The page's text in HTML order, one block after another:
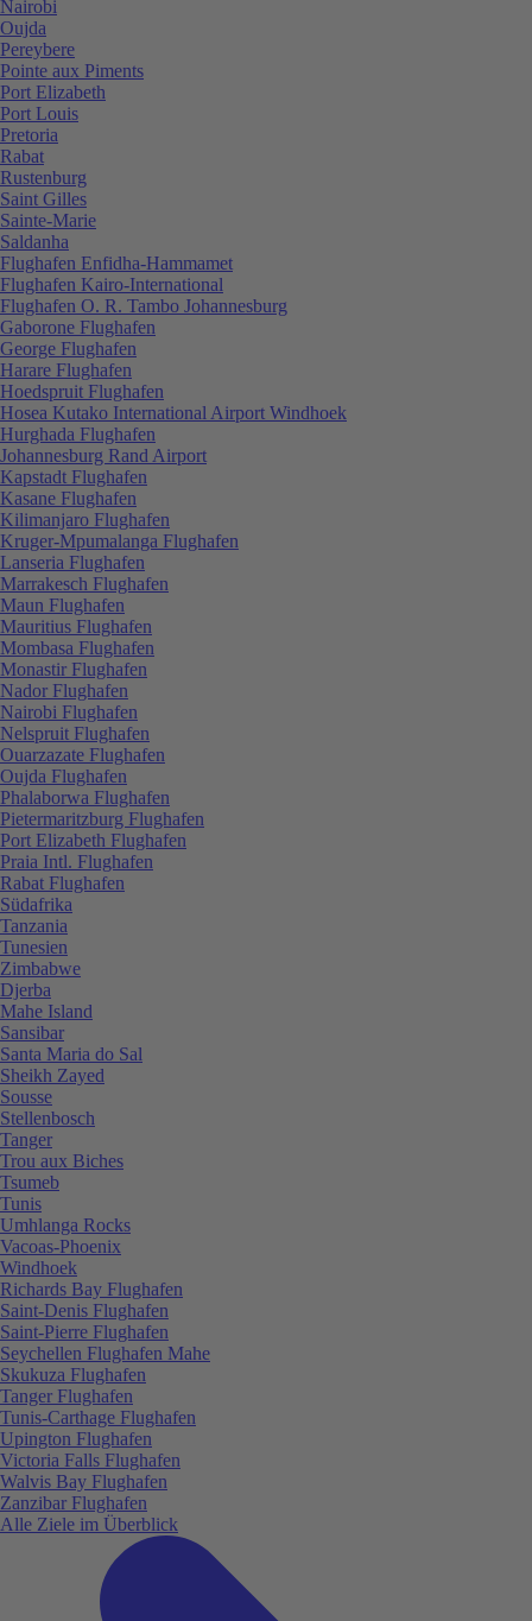
Nairobi
Oujda
Pereybere
Pointe aux Piments
Port Elizabeth
Port Louis
Pretoria
Rabat
Rustenburg
Saint Gilles
Sainte-Marie
Saldanha
Flughafen Enfidha-Hammamet
Flughafen Kairo-International
Flughafen O. R. Tambo Johannesburg
Gaborone Flughafen
George Flughafen
Harare Flughafen
Hoedspruit Flughafen
Hosea Kutako International Airport Windhoek
Hurghada Flughafen
Johannesburg Rand Airport
Kapstadt Flughafen
Kasane Flughafen
Kilimanjaro Flughafen
Kruger-Mpumalanga Flughafen
Lanseria Flughafen
Marrakesch Flughafen
Maun Flughafen
Mauritius Flughafen
Mombasa Flughafen
Monastir Flughafen
Nador Flughafen
Nairobi Flughafen
Nelspruit Flughafen
Ouarzazate Flughafen
Oujda Flughafen
Phalaborwa Flughafen
Pietermaritzburg Flughafen
Port Elizabeth Flughafen
Praia Intl. Flughafen
Rabat Flughafen
Südafrika
Tanzania
Tunesien
Zimbabwe
Djerba
Mahe Island
Sansibar
Santa Maria do Sal
Sheikh Zayed
Sousse
Stellenbosch
Tanger
Trou aux Biches
Tsumeb
Tunis
Umhlanga Rocks
Vacoas-Phoenix
Windhoek
Richards Bay Flughafen
Saint-Denis Flughafen
Saint-Pierre Flughafen
Seychellen Flughafen Mahe
Skukuza Flughafen
Tanger Flughafen
Tunis-Carthage Flughafen
Upington Flughafen
Victoria Falls Flughafen
Walvis Bay Flughafen
Zanzibar Flughafen
Alle Ziele im Überblick